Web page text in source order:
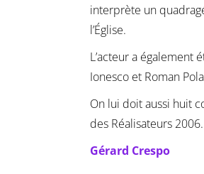
interprète un
l’Église.
L’acteur a également
Ionesco et Roman
On lui doit aussi huit
des Réalisateurs 2006.
Gérard Crespo